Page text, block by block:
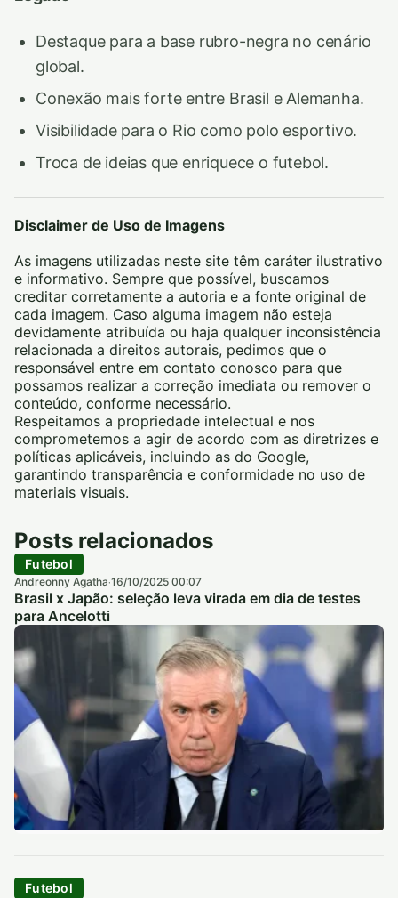
Destaque para a base rubro-negra no cenário
global.
Conexão mais forte entre Brasil e Alemanha.
Visibilidade para o Rio como polo esportivo.
Troca de ideias que enriquece o futebol.
Disclaimer de Uso de Imagens
As imagens utilizadas neste site têm caráter ilustrativo
e informativo. Sempre que possível, buscamos
creditar corretamente a autoria e a fonte original de
cada imagem. Caso alguma imagem não esteja
devidamente atribuída ou haja qualquer inconsistência
relacionada a direitos autorais, pedimos que o
responsável entre em contato conosco para que
possamos realizar a correção imediata ou remover o
conteúdo, conforme necessário.
Respeitamos a propriedade intelectual e nos
comprometemos a agir de acordo com as diretrizes e
políticas aplicáveis, incluindo as do Google,
garantindo transparência e conformidade no uso de
materiais visuais.
Posts relacionados
Futebol
Andreonny Agatha·16/10/2025 00:07
Brasil x Japão: seleção leva virada em dia de testes
para Ancelotti
Futebol